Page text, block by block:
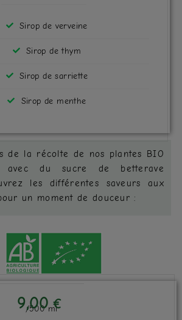
Sirop de verveine
Sirop de thym
Sirop de sarriette
Sirop de menthe
de la récolte de nos plantes BIO
avec du sucre de betterave
les différentes saveurs aux
un moment de douceur :
9,00 €
/500 ml